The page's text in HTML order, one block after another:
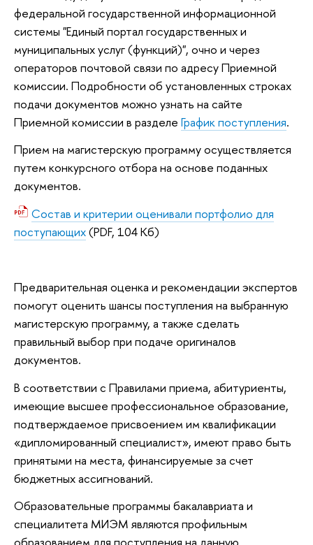
федеральной государственной информационной
системы "Единый портал государственных и
муниципальных услуг (функций)", очно и через
операторов почтовой связи по адресу Приемной
комиссии. Подробности об установленных строках
подачи документов можно узнать на сайте
Приемной комиссии в разделе График поступления.
Прием на магистерскую программу осуществляется
путем конкурсного отбора на основе поданных
документов.
Состав и критерии оценивали портфолио для
поступающих(PDF, 104 Кб)
Предварительная оценка и рекомендации экспертов
помогут оценить шансы поступления на выбранную
магистерскую программу, а также сделать
правильный выбор при подаче оригиналов
документов.
В соответствии с Правилами приема, абитуриенты,
имеющие высшее профессиональное образование,
подтверждаемое присвоением им квалификации
«дипломированный специалист», имеют право быть
принятыми на места, финансируемые за счет
бюджетных ассигнований.
Образовательные программы бакалавриата и
специалитета МИЭМ являются профильным